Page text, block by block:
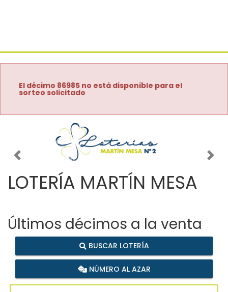
El décimo 86985 no está disponible para el
sorteo solicitado
Imagen anterior
LOTERÍA MARTÍN MESA
Últimos décimos a la venta
BUSCAR LOTERÍA
NÚMERO AL AZAR